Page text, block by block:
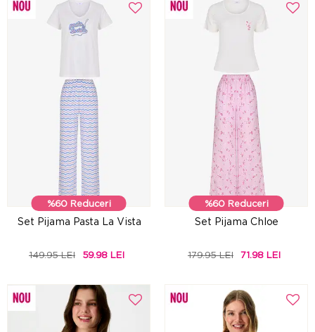
%60 Reduceri
Set Pijama Pasta La Vista
149.95 LEI 59.98 LEI
%60 Reduceri
Set Pijama Chloe
179.95 LEI 71.98 LEI